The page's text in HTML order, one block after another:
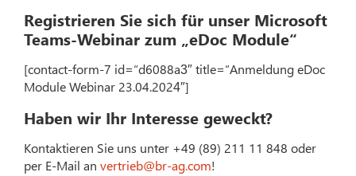
Registrieren Sie sich für unser Microsoft
Teams-Webinar zum „eDoc Module“
[contact-form-7 id=“d6088a3″ title=“Anmeldung eDoc
Module Webinar 23.04.2024″]
Haben wir Ihr Interesse geweckt?
Kontaktieren Sie uns unter +49 (89) 211 11 848 oder
per E-Mail anvertrieb@br-ag.com!